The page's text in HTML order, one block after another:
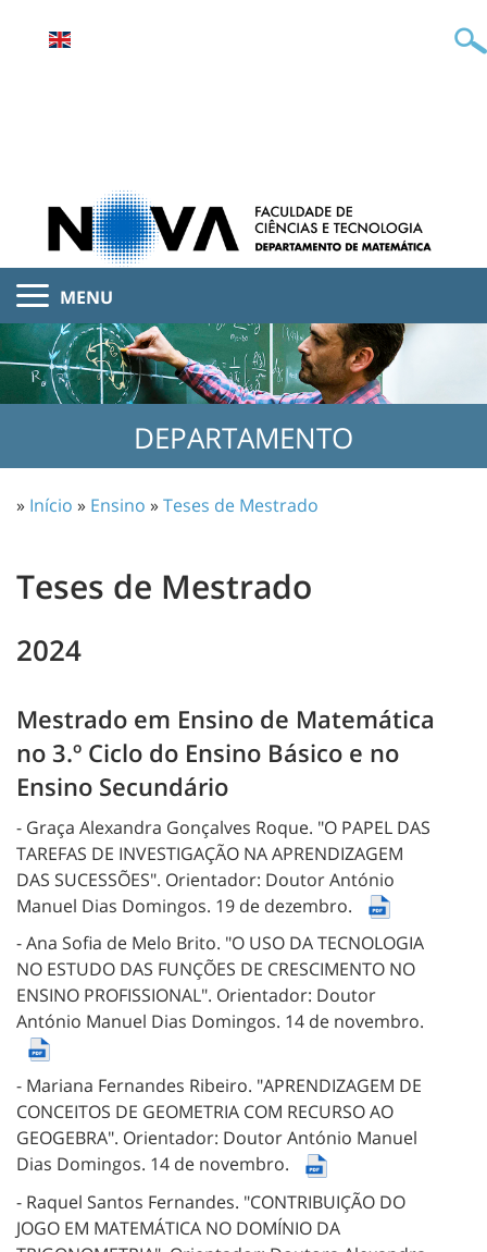
MENU
DEPARTAMENTO
» Início » Ensino »Teses de Mestrado
Teses de Mestrado
2024
Mestrado em Ensino de Matemática
no 3.º Ciclo do Ensino Básico e no
Ensino Secundário
- Graça Alexandra Gonçalves Roque. "O PAPEL DAS
TAREFAS DE INVESTIGAÇÃO NA APRENDIZAGEM
DAS SUCESSÕES". Orientador: Doutor António
Manuel Dias Domingos. 19 de dezembro.
- Ana Sofia de Melo Brito. "O USO DA TECNOLOGIA
NO ESTUDO DAS FUNÇÕES DE CRESCIMENTO NO
ENSINO PROFISSIONAL". Orientador: Doutor
António Manuel Dias Domingos. 14 de novembro.
- Mariana Fernandes Ribeiro. "APRENDIZAGEM DE
CONCEITOS DE GEOMETRIA COM RECURSO AO
GEOGEBRA". Orientador: Doutor António Manuel
Dias Domingos. 14 de novembro.
- Raquel Santos Fernandes. "CONTRIBUIÇÃO DO
JOGO EM MATEMÁTICA NO DOMÍNIO DA